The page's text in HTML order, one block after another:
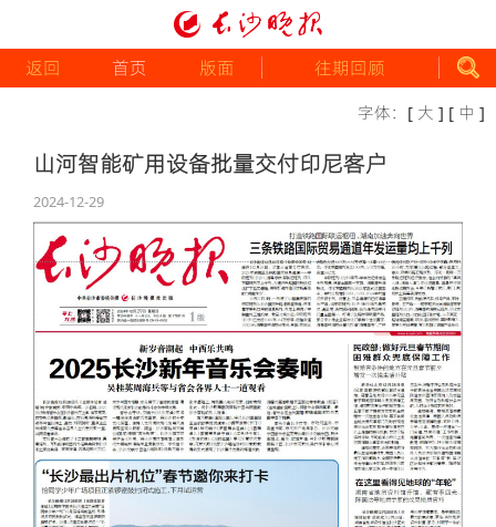
返回 首页 版面 往期回顾
字体： [ 大 ] [ 中 ]
山河智能矿用设备批量交付印尼客户
2024-12-29